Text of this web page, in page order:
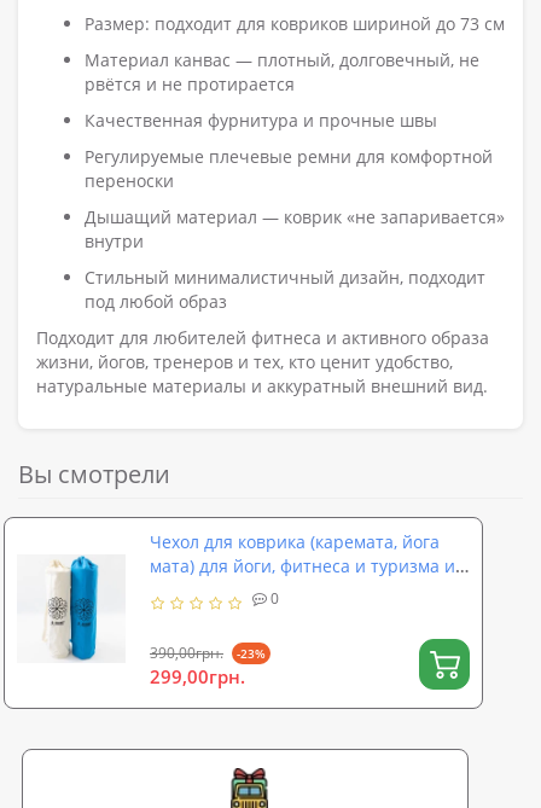
Размер: подходит для ковриков шириной до 73 см
Материал канвас — плотный, долговечный, не
рвётся и не протирается
Качественная фурнитура и прочные швы
Регулируемые плечевые ремни для комфортной
переноски
Дышащий материал — коврик «не запаривается»
внутри
Стильный минималистичный дизайн, подходит
под любой образ
Подходит для любителей фитнеса и активного образа
жизни, йогов, тренеров и тех, кто ценит удобство,
натуральные материалы и аккуратный внешний вид.
Вы смотрели
Чехол для коврика (каремата, йога
мата) для йоги, фитнеса и туризма из
канваса OSPORT (OF-0289)
0
390,00грн. -23%
299,00грн.